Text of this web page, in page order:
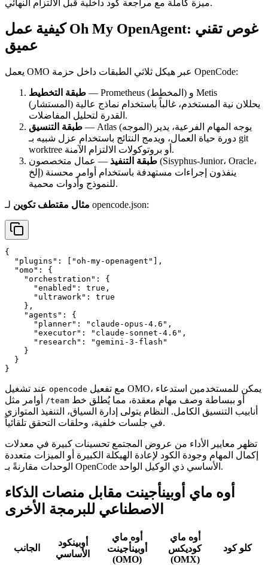
ميزة كاملة مع مراجعة كود داخلية قبل الالتزام النهائي.
كيفية عمل Oh My OpenAgent: غوص تقني
عميق
يعمل OMO عبر هيكل ثلاثي الطبقات داخل حزمة OpenCode:
طبقة التخطيط — Prometheus (المخطط) و Metis
(المستشار) يحللان نية المستخدم، غالباً باستخدام نماذج عالية
القدرة لتحليل المفاضلات.
طبقة التنسيق — Atlas (الموجه) يوجه المهام الفرعية، يدير
دورة حياة العمال، ويدمج النتائج باستخدام عزل شبيه بـ git
worktree أو بروتوكولات الالتزام الآمنة.
طبقة التنفيذ — عمال متخصصون (Sisyphus-Junior، Oracle،
إلخ) ينفذون إجراءات مستهدفة باستخدام أوامر محسنة
للنموذج وأدوات محمية.
مثال مقتطف تكوين لـ opencode.json:
{
  "plugins": ["oh-my-openagent"],
  "omo": {
    "orchestration": {
      "enabled": true,
      "ultrawork": true
    },
    "agents": {
      "planner": "claude-opus-4.6",
      "executor": "claude-sonnet-4.6",
      "research": "gemini-3-flash"
    }
  }
opencode
/team
أنابيب التنسيق الكامل. النظام يتولى إدارة السياق، التنفيذ المتوازي
في جلسات خلفية، وحلقات التحقق تلقائياً.
تظهر معايير الأداء من عروض المجتمع تحسينات كبيرة في معدلات
إكمال المهام وجودة الكود لإعادة الهيكلة الكبيرة أو الميزات متعددة
الوحدات مقارنةً بـ OpenCode الأساسي ذي الوكيل الواحد.
أوه ماي أوبينأجينت مقابل منصات الذكاء
الاصطناعي للبرمجة الأخرى
الجانب
أوبينكود
الأساسي
أوه ماي
أوبينأجينت
(OMO)
أوه ماي
كوديكس
(OMX)
كلو كود